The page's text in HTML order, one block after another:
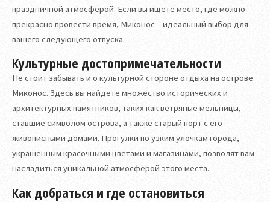
праздничной атмосферой. Если вы ищете место, где можно
прекрасно провести время, Миконос – идеальный выбор для
вашего следующего отпуска.
Культурные достопримечательности
Не стоит забывать и о культурной стороне отдыха на острове
Миконос. Здесь вы найдете множество исторических и
архитектурных памятников, таких как ветряные мельницы,
ставшие символом острова, а также старый порт с его
живописными домами. Прогулки по узким улочкам города,
украшенным красочными цветами и магазинами, позволят вам
насладиться уникальной атмосферой этого места.
Как добраться и где остановиться